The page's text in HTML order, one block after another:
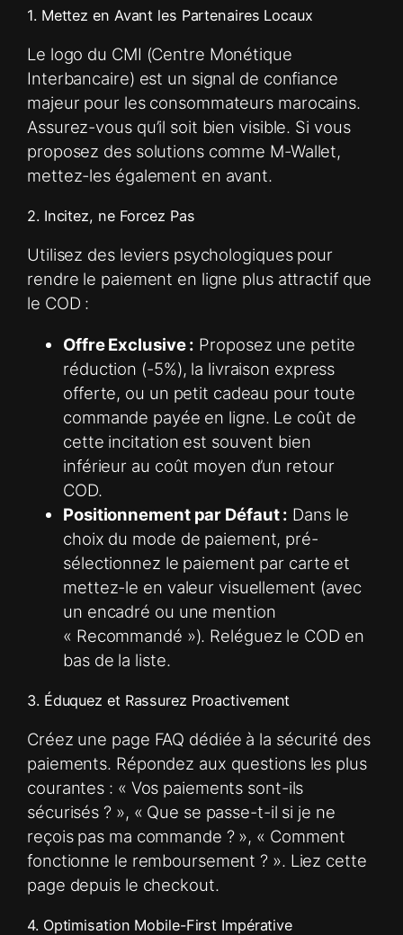
1. Mettez en Avant les Partenaires Locaux
Le logo du CMI (Centre Monétique
Interbancaire) est un signal de confiance
majeur pour les consommateurs marocains.
Assurez-vous qu’il soit bien visible. Si vous
proposez des solutions comme M-Wallet,
mettez-les également en avant.
2. Incitez, ne Forcez Pas
Utilisez des leviers psychologiques pour
rendre le paiement en ligne plus attractif que
le COD :
Offre Exclusive : Proposez une petite
réduction (-5%), la livraison express
offerte, ou un petit cadeau pour toute
commande payée en ligne. Le coût de
cette incitation est souvent bien
inférieur au coût moyen d’un retour
COD.
Positionnement par Défaut : Dans le
choix du mode de paiement, pré-
sélectionnez le paiement par carte et
mettez-le en valeur visuellement (avec
un encadré ou une mention
« Recommandé »). Reléguez le COD en
bas de la liste.
3. Éduquez et Rassurez Proactivement
Créez une page FAQ dédiée à la sécurité des
paiements. Répondez aux questions les plus
courantes : « Vos paiements sont-ils
sécurisés ? », « Que se passe-t-il si je ne
reçois pas ma commande ? », « Comment
fonctionne le remboursement ? ». Liez cette
page depuis le checkout.
4. Optimisation Mobile-First Impérative